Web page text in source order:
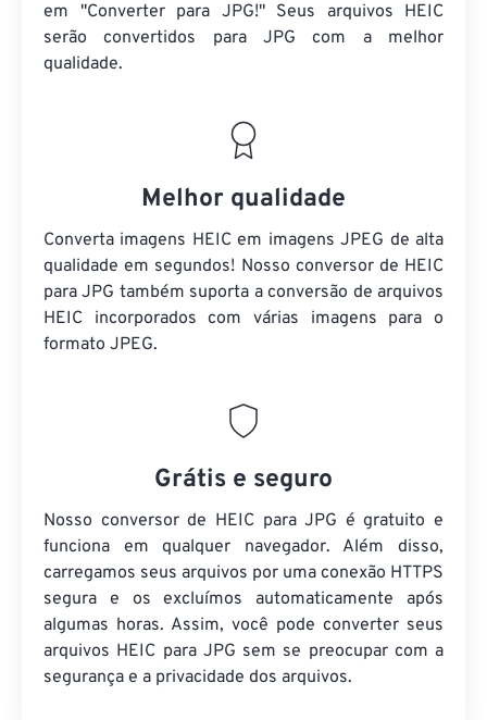
em "Converter para JPG!" Seus arquivos HEIC
serão convertidos para JPG com a melhor
qualidade.
Melhor qualidade
Converta imagens HEIC em imagens JPEG de alta
qualidade em segundos! Nosso conversor de HEIC
para JPG também suporta a conversão de arquivos
HEIC incorporados com várias imagens para o
formato JPEG.
Grátis e seguro
Nosso conversor de HEIC para JPG é gratuito e
funciona em qualquer navegador. Além disso,
carregamos seus arquivos por uma conexão HTTPS
segura e os excluímos automaticamente após
algumas horas. Assim, você pode converter seus
arquivos HEIC para JPG sem se preocupar com a
segurança e a privacidade dos arquivos.